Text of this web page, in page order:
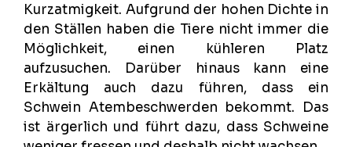
Kurzatmigkeit. Aufgrund der hohen Dichte in
den Ställen haben die Tiere nicht immer die
Möglichkeit, einen kühleren Platz
aufzusuchen. Darüber hinaus kann eine
Erkältung auch dazu führen, dass ein
Schwein Atembeschwerden bekommt. Das
ist ärgerlich und führt dazu, dass Schweine